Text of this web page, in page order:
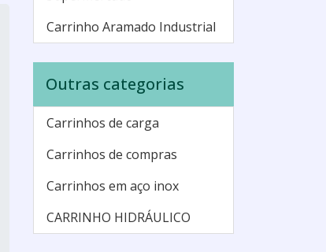
Carrinho Aramado Industrial
Outras categorias
Carrinhos de carga
Carrinhos de compras
Carrinhos em aço inox
CARRINHO HIDRÁULICO